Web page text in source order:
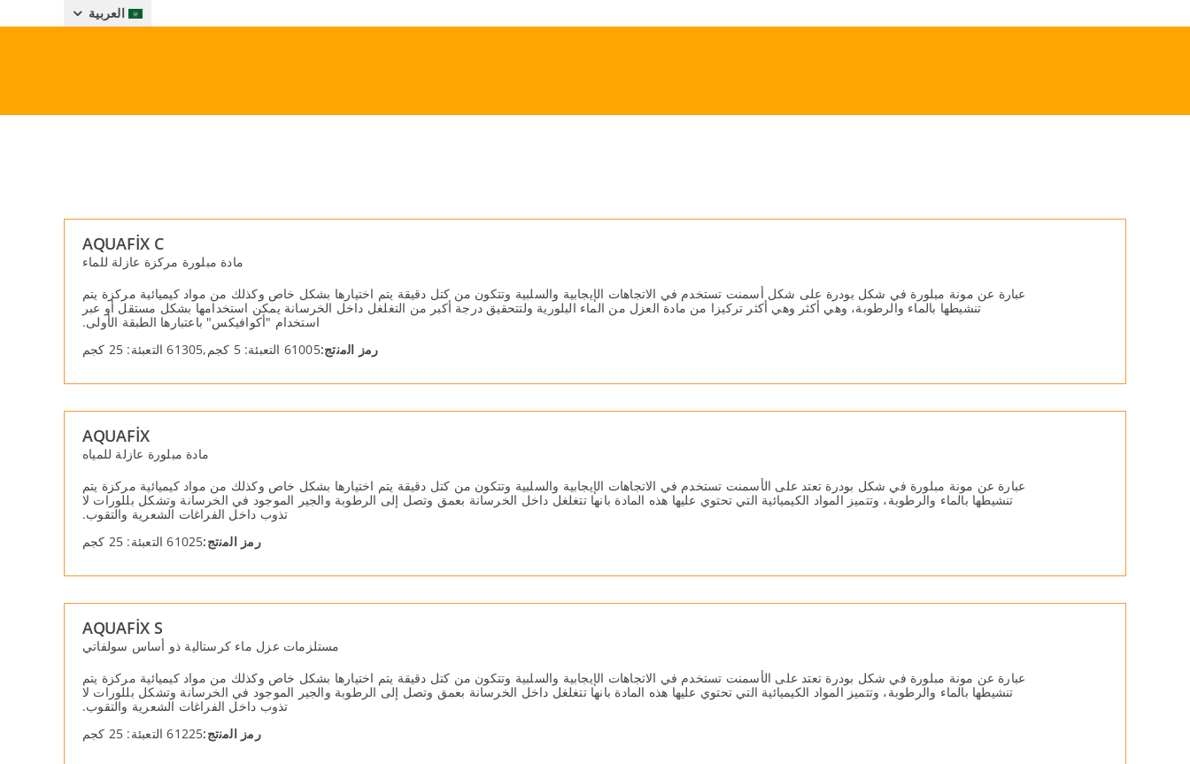
العربية
AQUAFİX C
مادة مبلورة مركزة عازلة للماء
عبارة عن مونة مبلورة في شكل بودرة على شكل أسمنت تستخدم في الاتجاھات الإیجابیة والسلبیة وتتكون من كتل دقیقة یتم اختیارھا بشكل خاص وكذلك من مواد كیمیائیة مركزة یتم
تنشیطھا بالماء والرطوبة، وھي أكثر وھي أكثر تركیزا من مادة العزل من الماء البلوریة ولتتحقیق درجة أكبر من التغلغل داخل الخرسانة یمكن استخدامھا بشكل مستقل أو عبر
استخدام "أكوافیكس" باعتبارھا الطبقة الأولى.
رﻣز اﻟﻣﻧﺗﺞ:61005 التعبئة: 5 كجم,61305 التعبئة: 25 كجم
AQUAFİX
مادة مبلورة عازلة للمیاه
عبارة عن مونة مبلورة في شكل بودرة تعتد على الأسمنت تستخدم في الاتجاھات الإیجابیة والسلبیة وتتكون من كتل دقیقة یتم اختیارھا بشكل خاص وكذلك من مواد كیمیائیة مركزة یتم
تنشیطھا بالماء والرطوبة، وتتمیز المواد الكیمیائیة التي تحتوي علیھا ھذه المادة بانھا تتغلغل داخل الخرسانة بعمق وتصل إلى الرطوبة والجیر الموجود في الخرسانة وتشكل بللورات لا
تذوب داخل الفراغات الشعریة والتقوب.
رﻣز اﻟﻣﻧﺗﺞ:61025 التعبئة: 25 كجم
AQUAFİX S
مستلزمات عزل ماء كرستالیة ذو أساس سولفاتي
عبارة عن مونة مبلورة في شكل بودرة تعتد على الأسمنت تستخدم في الاتجاھات الإیجابیة والسلبیة وتتكون من كتل دقیقة یتم اختیارھا بشكل خاص وكذلك من مواد كیمیائیة مركزة یتم
تنشیطھا بالماء والرطوبة، وتتمیز المواد الكیمیائیة التي تحتوي علیھا ھذه المادة بانھا تتغلغل داخل الخرسانة بعمق وتصل إلى الرطوبة والجیر الموجود في الخرسانة وتشكل بللورات لا
تذوب داخل الفراغات الشعریة والتقوب.
رﻣز اﻟﻣﻧﺗﺞ:61225 التعبئة: 25 كجم